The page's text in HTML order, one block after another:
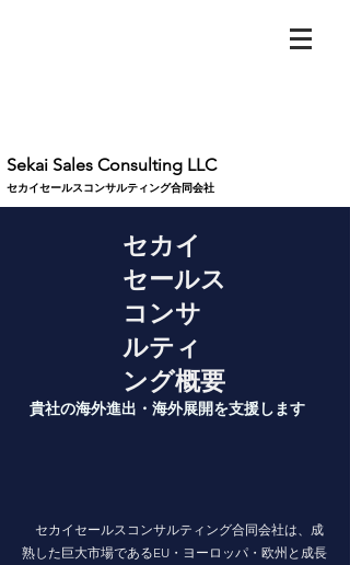
Sekai Sales Consulting LLC
​セカイセールスコンサルティング合同会社
セカイ
セールス
コンサ
ルティ
ング概要
​貴社の海外進出・海外展開を支援します
セカイセールスコンサルティング合同会社は、成
熟した巨大市場であるEU・ヨーロッパ・欧州と成長